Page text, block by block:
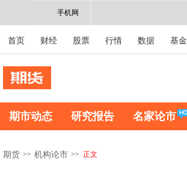
手机网
首页 财经 股票 行情 数据 基金
期市动态 研究报告 名家论市
期货 >> 机构论市 >> 正文